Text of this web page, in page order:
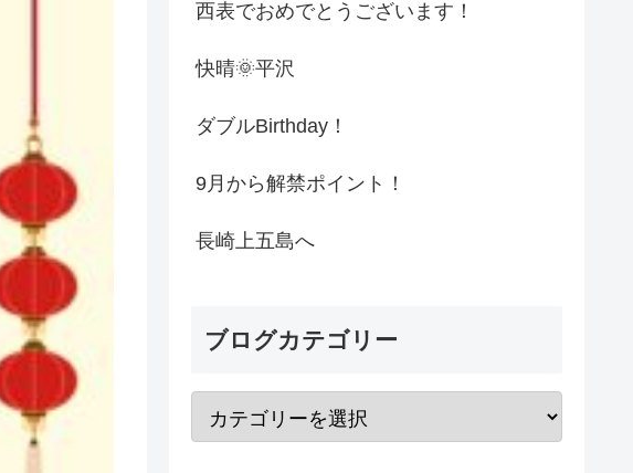
西表でおめでとうございます！
快晴🌞平沢
ダブルBirthday！
9月から解禁ポイント！
長崎上五島へ
ブログカテゴリー